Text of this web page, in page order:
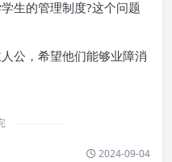
生的管理制度?这个问题
公，希望他们能够业障消
2024-09-04